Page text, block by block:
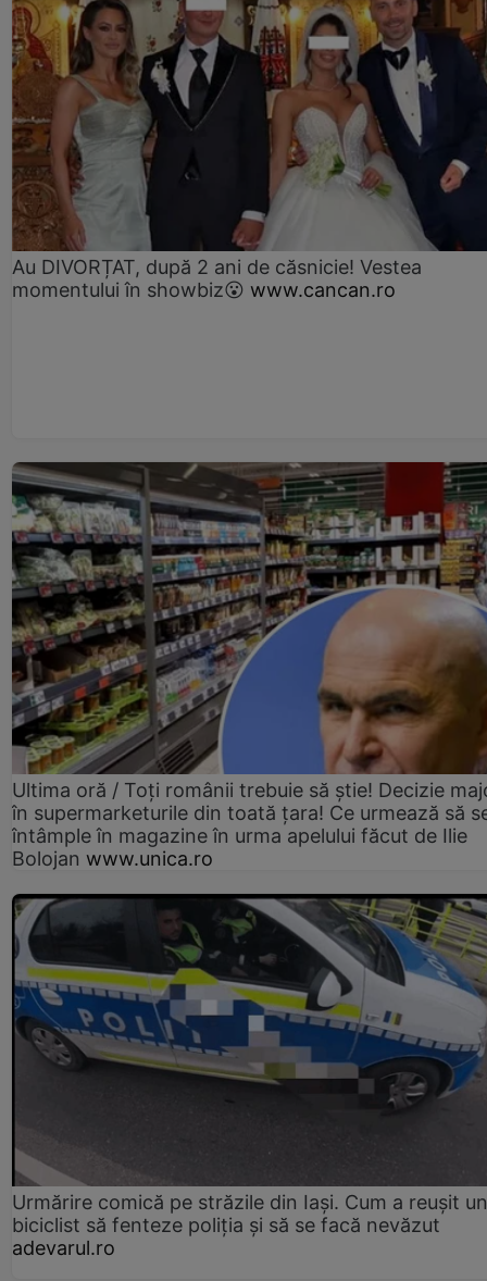
Au DIVORȚAT, după 2 ani de căsnicie! Vestea
momentului în showbiz😮 www.cancan.ro
Ultima oră / Toți românii trebuie să știe! Decizie
în supermarketurile din toată țara! Ce urmează să
întâmple în magazine în urma apelului făcut de Ilie
Bolojan www.unica.ro
Urmărire comică pe străzile din Iași. Cum a reușit un
biciclist să fenteze poliția și să se facă nevăzut
adevarul.ro